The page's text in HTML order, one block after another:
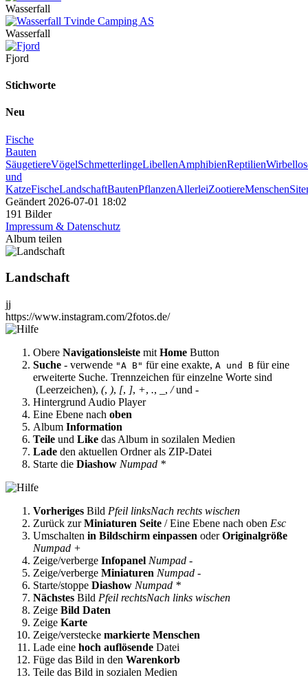
Wasserfall
Wasserfall
Fjord
Stichworte
Neu
Fische
Bauten
SäugetiereVögelSchmetterlingeLibellenAmphibienReptilien
und
KatzeFischeLandschaftBautenPflanzenAllerleiZootiereMenschen
Geändert 2026-07-01 18:02
191 Bilder
Impressum & Datenschutz
Album teilen
Landschaft
jj
https://www.instagram.com/2fotos.de/
Obere Navigationsleiste mit Home Button
Suche - verwende "A B" für eine exakte, A und B für eine
erweiterte Suche. Trennzeichen für einzelne Worte sind
(Leerzeichen), (, ), [, ], +, ., , /und -
Hintergrund Audio Player
Eine Ebene nach oben
Album Information
Teile und Like das Album in sozilalen Medien
Lade den aktuellen Ordner als ZIP-Datei
Starte die Diashow Numpad *
Vorheriges Bild Pfeil linksNach rechts wischen
Zurück zurMiniaturen Seite / Eine Ebene nach oben Esc
Umschalten in Bildschirm einpassen oderOriginalgröße
Numpad +
Zeige/verberge Infopanel Numpad -
Zeige/verberge Miniaturen Numpad -
Starte/stoppe Diashow Numpad *
Nächstes Bild Pfeil rechtsNach links wischen
Zeige Bild Daten
Zeige Karte
Zeige/verstecke markierte Menschen
Lade eine hoch auflösende Datei
Füge das Bild in den Warenkorb
Teile das Bild in sozialen Medien